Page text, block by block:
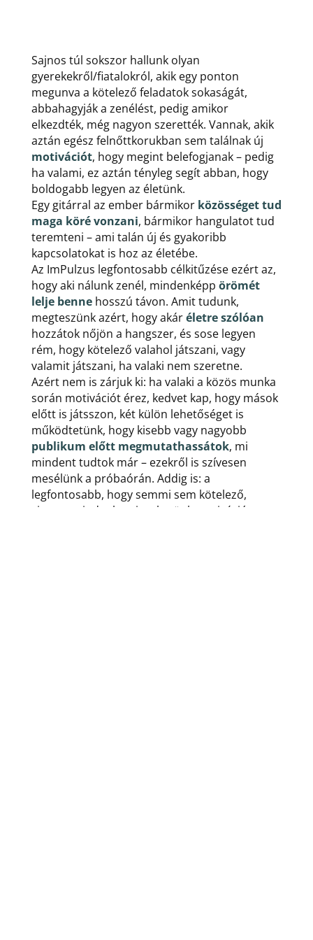
Sajnos túl sokszor hallunk olyan
gyerekekről/fiatalokról, akik egy ponton
megunva a kötelező feladatok sokaságát,
abbahagyják a zenélést, pedig amikor
elkezdték, még nagyon szerették. Vannak, akik
aztán egész felnőttkorukban sem találnak új
motivációt, hogy megint belefogjanak – pedig
ha valami, ez aztán tényleg segít abban, hogy
boldogabb legyen az életünk.
Egy gitárral az ember bármikor közösséget tud
maga köré vonzani, bármikor hangulatot tud
teremteni – ami talán új és gyakoribb
kapcsolatokat is hoz az életébe.
Az ImPulzus legfontosabb célkitűzése ezért az,
hogy aki nálunk zenél, mindenképp örömét
lelje bennehosszú távon. Amit tudunk,
megteszünk azért, hogy akáréletre szólóan
hozzátok nőjön a hangszer, és sose legyen
rém, hogy kötelező valahol játszani, vagy
valamit játszani, ha valaki nem szeretne.
Azért nem is zárjuk ki: ha valaki a közös munka
során motivációt érez, kedvet kap, hogy mások
előtt is játsszon, két külön lehetőséget is
működtetünk, hogy kisebb vagy nagyobb
publikum előtt megmutathassátok, mi
mindent tudtok már – ezekről is szívesen
mesélünk a próbaórán. Addig is: a
legfontosabb, hogy semmi sem kötelező,
viszont mindenben igyekszünk motivációt